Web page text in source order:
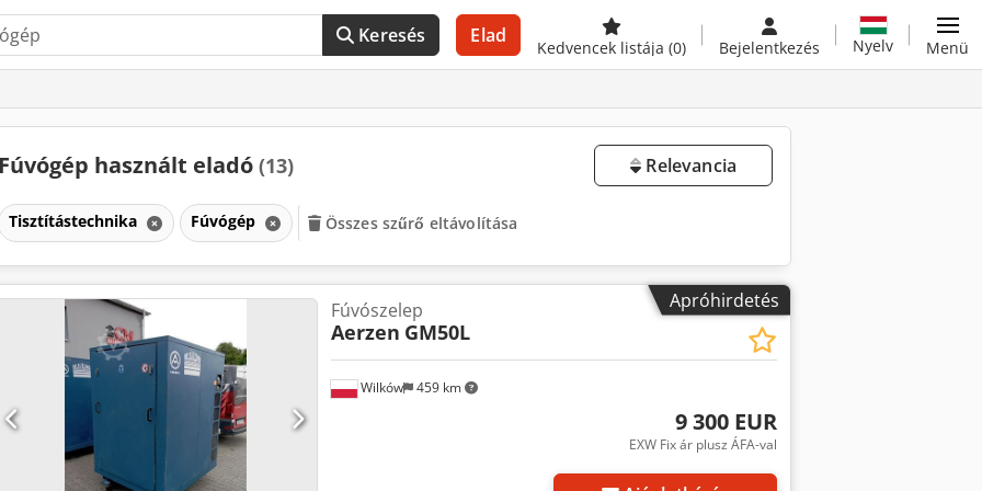
Keresés Elad
Kedvencek listája (0) Bejelentkezés Nyelv Menü
használt eladó (13) Relevancia
Tisztítástechnika Fúvógép Összes szűrő eltávolítása
Apróhirdetés
Wilków 459 km
Fúvószelep
Aerzen GM50L
9 300 EUR
EXW Fix ár plusz ÁFA-val